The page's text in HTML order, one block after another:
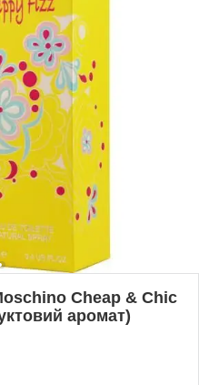
Cheap & Chic
аромат)